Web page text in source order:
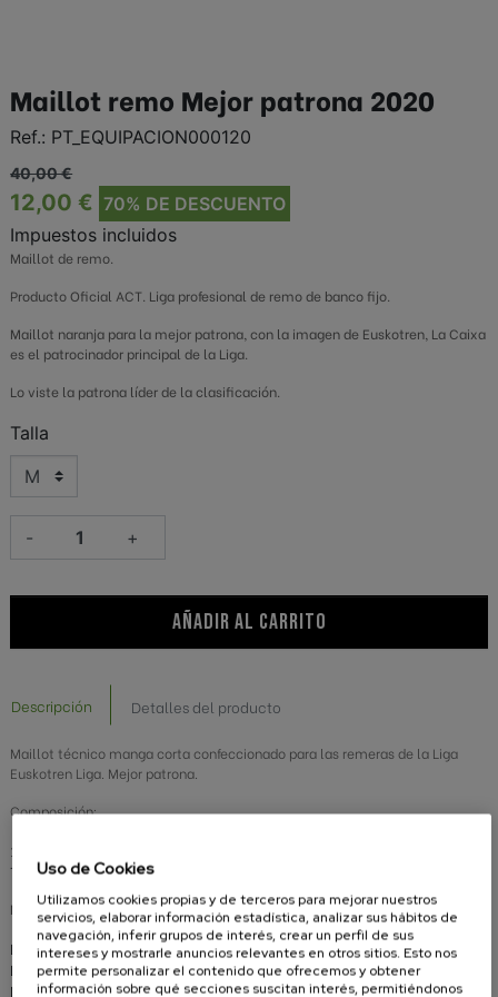
Maillot remo Mejor patrona 2020
Ref.: PT_EQUIPACION000120
40,00 €
12,00 € 70% DE DESCUENTO
Impuestos incluidos
Maillot de remo.
Producto Oficial ACT. Liga profesional de remo de banco fijo.
Maillot naranja para la mejor patrona, con la imagen de Euskotren, La Caixa
es el patrocinador principal de la Liga.
Lo viste la patrona líder de la clasificación.
Talla
- +
AÑADIR AL CARRITO
Descripción Detalles del producto
Maillot técnico manga corta confeccionado para las remeras de la Liga
Euskotren Liga. Mejor patrona.
Composición:
100% poliéster
Tejido transpirable, secado rápido y antibacteriano
Modo de lavado
Lavar del revés.
Lavar en agua fría.
No planchar.
Uso de Cookies
Utilizamos cookies propias y de terceros para mejorar nuestros
servicios, elaborar información estadística, analizar sus hábitos de
navegación, inferir grupos de interés, crear un perfil de sus
intereses y mostrarle anuncios relevantes en otros sitios. Esto nos
permite personalizar el contenido que ofrecemos y obtener
información sobre qué secciones suscitan interés, permitiéndonos